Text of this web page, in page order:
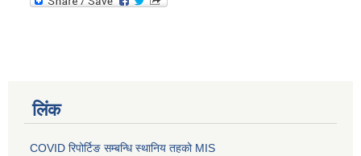
लिंक
COVID रिपोर्टिङ सम्बन्धि स्थानिय तहको MIS